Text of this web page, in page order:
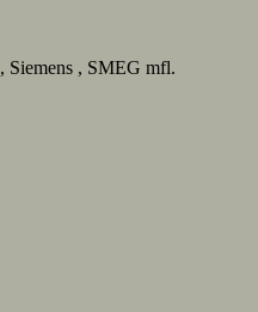
Siemens , SMEG mfl.